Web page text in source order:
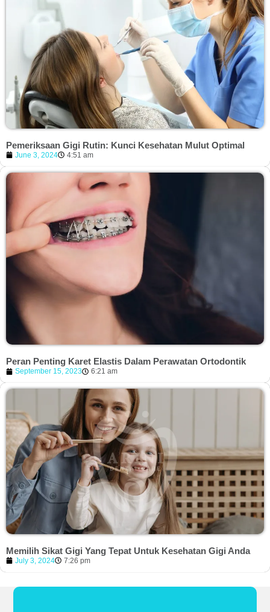
Pemeriksaan Gigi Rutin: Kunci Kesehatan Mulut Optimal
June 3, 2024 4:51 am
Peran Penting Karet Elastis Dalam Perawatan Ortodontik
September 15, 2023 6:21 am
Memilih Sikat Gigi Yang Tepat Untuk Kesehatan Gigi Anda
July 3, 2024 7:26 pm